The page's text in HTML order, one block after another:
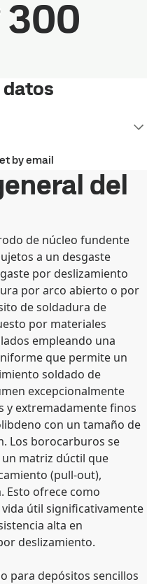
300
by email
del
de núcleo fundente
a un desgaste
por deslizamiento
por arco abierto o por
de soldadura de
por materiales
empleando una
que permite un
soldado de
excepcionalmente
y extremadamente finos
con un tamaño de
Los borocarburos se
matriz dúctil que
(pull-out),
Esto ofrece como
útil significativamente
alta en
deslizamiento.
para depósitos sencillos